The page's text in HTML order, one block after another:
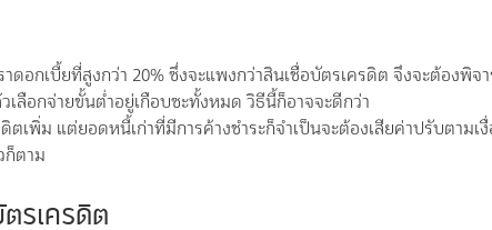
อกเบี้ยที่สูงกว่า 20% ซึ่งจะแพงกว่าสินเชื่อบัตรเครดิต จึงจะต้องพิ
ลือกจ่ายขั้นต่ำอยู่เกือบซะทั้งหมด วิธีนี้ก็อาจจะดีกว่า
เพิ่ม แต่ยอดหนี้เก่าที่มีการค้างชำระก็จำเป็นจะต้องเสียค่าปรับตาม
ก็ตาม
รเครดิต